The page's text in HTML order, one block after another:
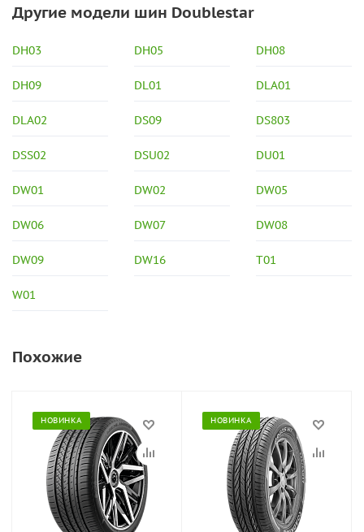
Другие модели шин Doublestar
DH03 DH05 DH08
DH09 DL01 DLA01
DLA02 DS09 DS803
DSS02 DSU02 DU01
DW01 DW02 DW05
DW06 DW07 DW08
DW09 DW16 T01
W01
Похожие
НОВИНКА НОВИНКА